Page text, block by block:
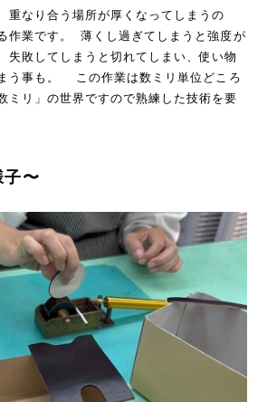
重なり合う場所が厚くなってしまうの
作業です。 薄くし過ぎてしまうと強度が
失敗してしまうと切れてしまい、使い物
う事も。 この作業は数ミリ単位どころ
ミリ」の世界ですので熟練した技術を要
子〜